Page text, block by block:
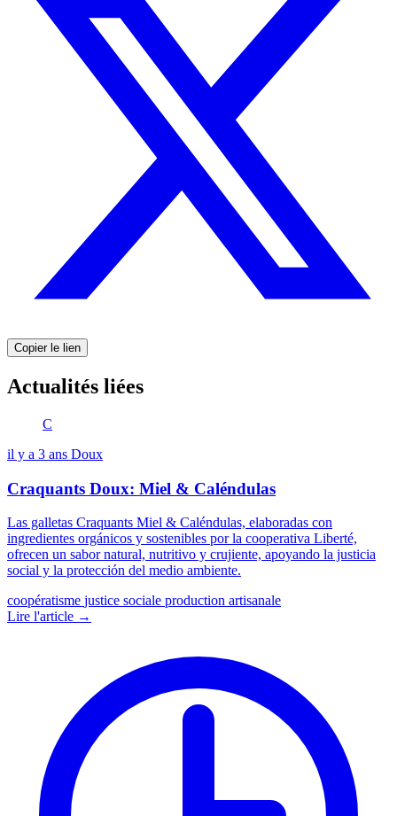
Copier le lien
Actualités liées
C
il y a 3 ans Doux
Craquants Doux: Miel & Caléndulas
Las galletas Craquants Miel & Caléndulas, elaboradas con
ingredientes orgánicos y sostenibles por la cooperativa Liberté,
ofrecen un sabor natural, nutritivo y crujiente, apoyando la justicia
social y la protección del medio ambiente.
coopératisme justice sociale production artisanale
Lire l'article →